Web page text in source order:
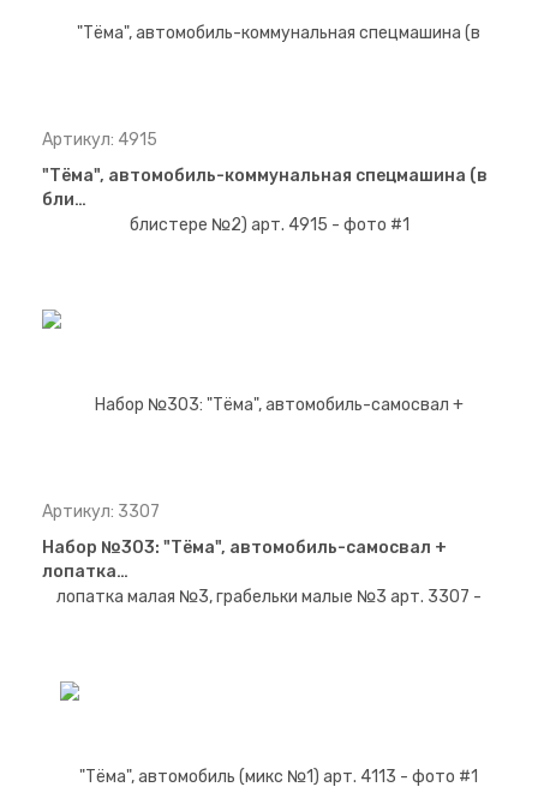
Артикул: 4915
"Тёма", автомобиль-коммунальная спецмашина (в
бли…
Артикул: 3307
Набор №303: "Тёма", автомобиль-самосвал +
лопатка…